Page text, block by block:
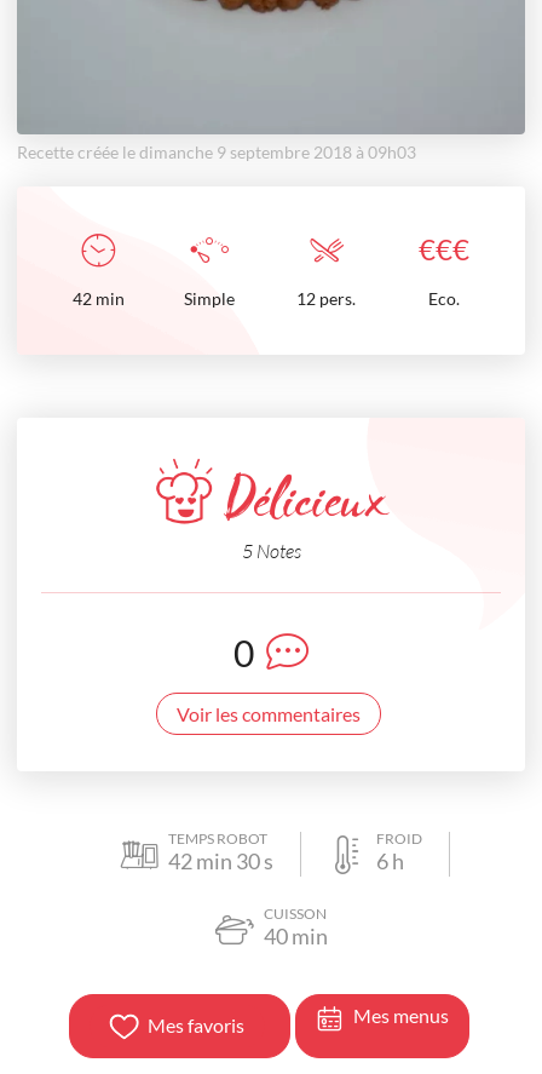
Recette créée le dimanche 9 septembre 2018 à 09h03
€€€
42 min Simple 12 pers. Eco.
Délicieux
5 Notes
0
Voir les commentaires
TEMPS ROBOT
42min 30s
FROID
6h
CUISSON
40min
Mes favoris Mes menus